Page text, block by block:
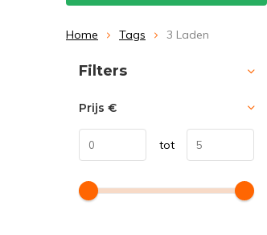
Home Tags 3 Laden
Sorteren op:
Filters
Prijs €
tot